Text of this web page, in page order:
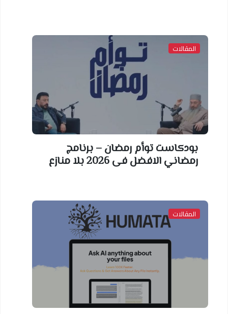
المقالات
بودكاست توأم رمضان – برنامج
رمضاني الافضل فى 2026 بلا منازع
المقالات